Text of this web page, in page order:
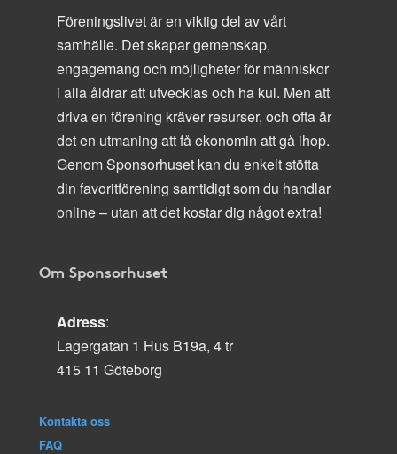
Föreningslivet är en viktig del av vårt
samhälle. Det skapar gemenskap,
engagemang och möjligheter för människor
i alla åldrar att utvecklas och ha kul. Men att
driva en förening kräver resurser, och ofta är
det en utmaning att få ekonomin att gå ihop.
Genom Sponsorhuset kan du enkelt stötta
din favoritförening samtidigt som du handlar
online – utan att det kostar dig något extra!
Om Sponsorhuset
Adress:
Lagergatan 1 Hus B19a, 4 tr
415 11 Göteborg
Kontakta oss
FAQ